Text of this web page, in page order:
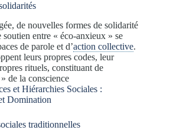
de nouvelles formes de solidarité
soutien entre « éco-anxieux » se
de parole et d’action collective.
leurs propres codes, leur
rituels, constituant de
de la conscience
et Hiérarchies Sociales :
Domination
traditionnelles